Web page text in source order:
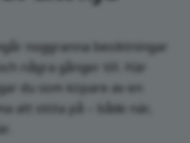
noggranna besiktningar
några gånger till. Här
du som köpare av en
att stöta på – både när,